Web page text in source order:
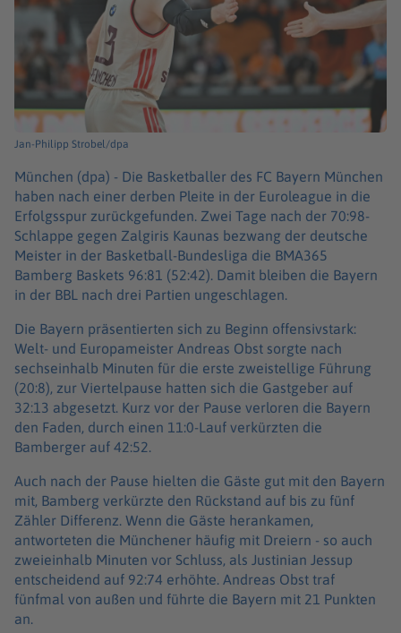
Jan-Philipp Strobel/dpa
München (dpa) - Die Basketballer des FC Bayern München
haben nach einer derben Pleite in der Euroleague in die
Erfolgsspur zurückgefunden. Zwei Tage nach der 70:98-
Schlappe gegen Zalgiris Kaunas bezwang der deutsche
Meister in der Basketball-Bundesliga die BMA365
Bamberg Baskets 96:81 (52:42). Damit bleiben die Bayern
in der BBL nach drei Partien ungeschlagen.
Die Bayern präsentierten sich zu Beginn offensivstark:
Welt- und Europameister Andreas Obst sorgte nach
sechseinhalb Minuten für die erste zweistellige Führung
(20:8), zur Viertelpause hatten sich die Gastgeber auf
32:13 abgesetzt. Kurz vor der Pause verloren die Bayern
den Faden, durch einen 11:0-Lauf verkürzten die
Bamberger auf 42:52.
Auch nach der Pause hielten die Gäste gut mit den Bayern
mit, Bamberg verkürzte den Rückstand auf bis zu fünf
Zähler Differenz. Wenn die Gäste herankamen,
antworteten die Münchener häufig mit Dreiern - so auch
zweieinhalb Minuten vor Schluss, als Justinian Jessup
entscheidend auf 92:74 erhöhte. Andreas Obst traf
fünfmal von außen und führte die Bayern mit 21 Punkten
an.